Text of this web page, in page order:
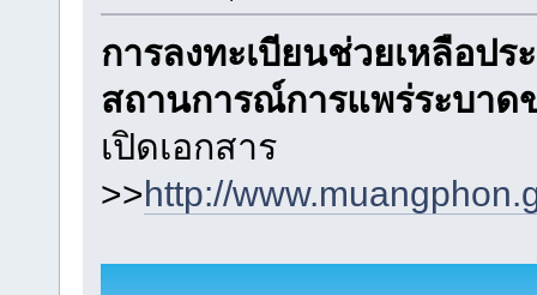
การลงทะเบียนช่วยเหลือป
สถานการณ์การแพร่ระบาด
เปิดเอกสาร
>>http://